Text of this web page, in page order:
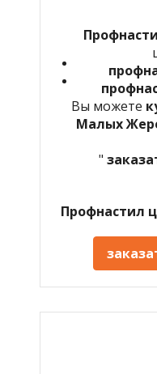
Вы можете
Малых
"
Профнастил